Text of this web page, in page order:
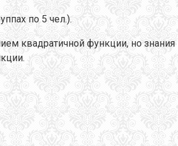
по 5 чел.).
квадратичной функции, но